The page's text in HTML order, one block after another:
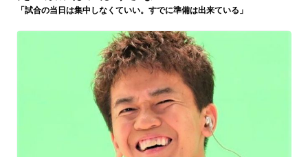
「試合の当日は集中しなくていい。すでに準備は出来ている」